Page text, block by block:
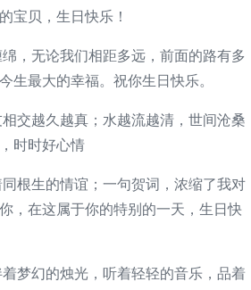
宝贝，生日快乐！
，无论我们相距多远，前面的路有多
生最大的幸福。祝你生日快乐。
交越久越真；水越流越清，世间沧桑
时时好心情
根生的情谊；一句贺词，浓缩了我对
，在这属于你的特别的一天，生日快
梦幻的烛光，听着轻轻的音乐，品着